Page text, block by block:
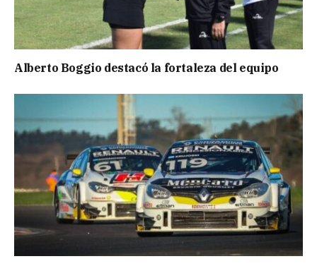
Alberto Boggio destacó la fortaleza del equipo